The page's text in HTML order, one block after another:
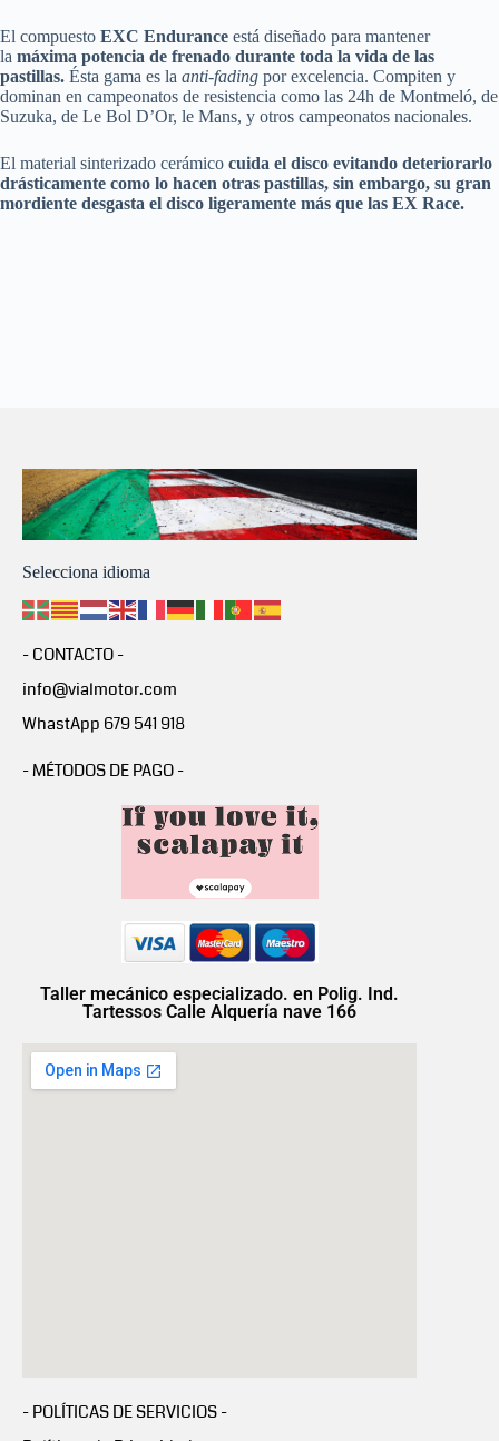
El compuesto EXC Endurance está diseñado para mantener
la máxima potencia de frenado durante toda la vida de las
pastillas. Ésta gama es la anti-fading por excelencia. Compiten y
dominan en campeonatos de resistencia como las 24h de Montmeló, de
Suzuka, de Le Bol D’Or, le Mans, y otros campeonatos nacionales.
El material sinterizado cerámico cuida el disco evitando deteriorarlo
drásticamente como lo hacen otras pastillas, sin embargo, su gran
mordiente desgasta el disco ligeramente más que las EX Race.
Selecciona idioma
- CONTACTO -
info@vialmotor.com
WhastApp 679 541 918
- MÉTODOS DE PAGO -
Taller mecánico especializado. en Polig. Ind.
Tartessos Calle Alquería nave 166
- POLÍTICAS DE SERVICIOS -